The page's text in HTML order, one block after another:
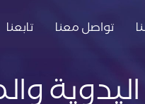
تواصل معنا تابعنا